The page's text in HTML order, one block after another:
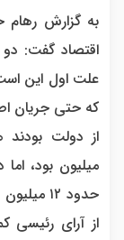
به گزارش رهام
اقتصاد گفت:
علت اول این
که حتی جریان
میلیون بود،
از آرای رئیسی